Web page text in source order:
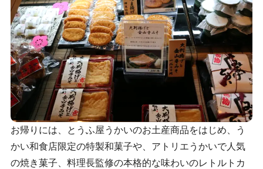
お帰りには、とうふ屋うかいのお土産商品をはじめ、う
かい和食店限定の特製和菓子や、アトリエうかいで人気
の焼き菓子、料理長監修の本格的な味わいのレトルトカ